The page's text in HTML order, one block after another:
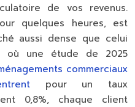
de vos revenus.
quelques heures, est
aussi dense que celui
où une étude de 2025
commerciaux
pour un taux
0,8%, chaque client